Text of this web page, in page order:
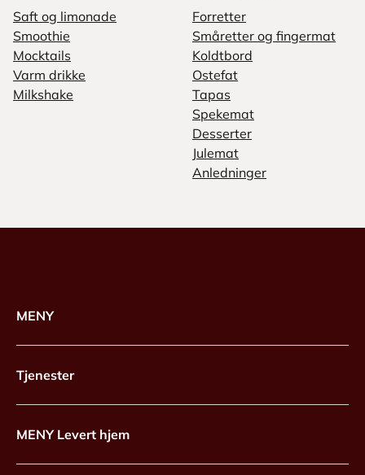
Saft og limonade
Smoothie
Mocktails
Varm drikke
Milkshake
Forretter
Småretter og fingermat
Koldtbord
Ostefat
Tapas
Spekemat
Desserter
Julemat
Anledninger
MENY
Tjenester
MENY Levert hjem